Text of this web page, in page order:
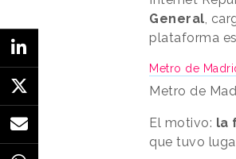
General ,
plataforma
Metro de
Metro de
El motivo: la
que tuvo